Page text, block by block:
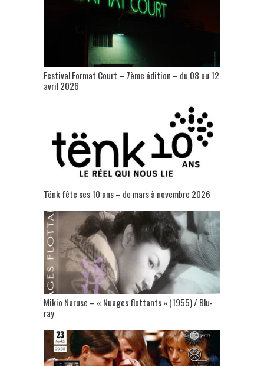
Festival Format Court – 7ème édition – du 08 au 12
avril 2026
Tënk fête ses 10 ans – de mars à novembre 2026
Mikio Naruse – « Nuages flottants » (1955) / Blu-
ray